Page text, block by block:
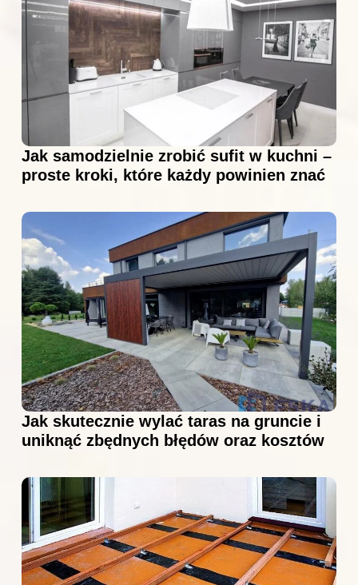
Jak samodzielnie zrobić sufit w kuchni –
proste kroki, które każdy powinien znać
Jak skutecznie wylać taras na gruncie i
uniknąć zbędnych błędów oraz kosztów